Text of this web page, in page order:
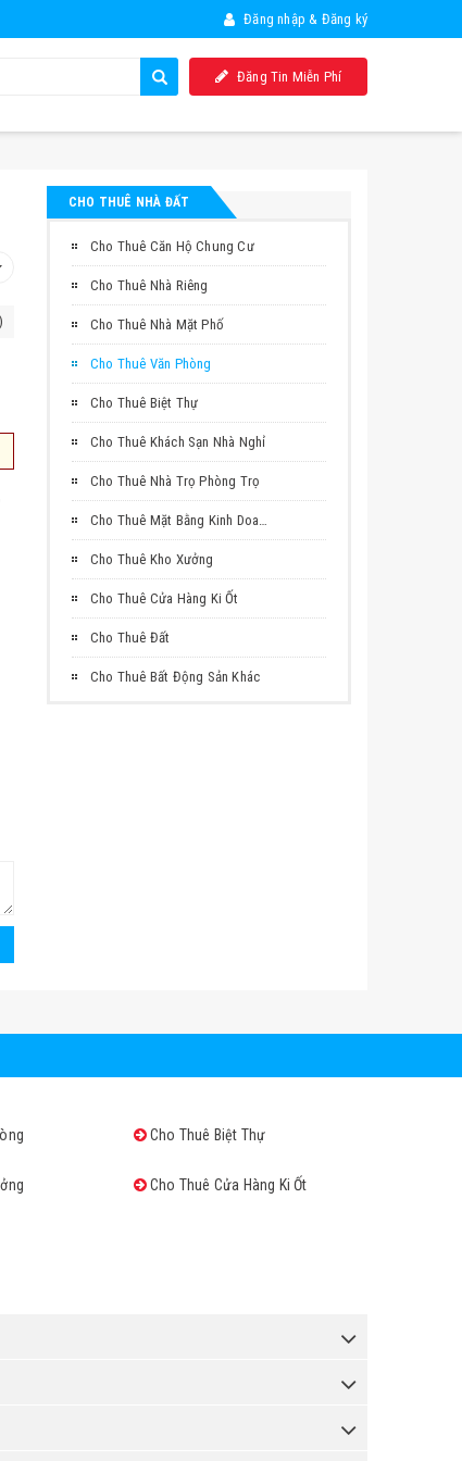
Đăng nhập & Đăng ký
Đăng Tin Miễn Phí
CHO THUÊ NHÀ ĐẤT
Cho Thuê Căn Hộ Chung Cư
Cho Thuê Nhà Riêng
Cho Thuê Nhà Mặt Phố
Cho Thuê Văn Phòng
Cho Thuê Biệt Thự
Cho Thuê Khách Sạn Nhà Nghỉ
Cho Thuê Nhà Trọ Phòng Trọ
Cho Thuê Mặt Bằng Kinh Doanh
Cho Thuê Kho Xưởng
Cho Thuê Cửa Hàng Ki Ốt
Cho Thuê Đất
Cho Thuê Bất Động Sản Khác
Cho Thuê Biệt Thự
Cho Thuê Cửa Hàng Ki Ốt